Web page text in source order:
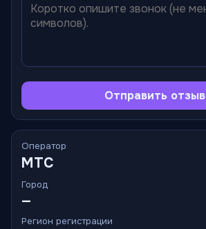
Отправить отзыв
Оператор
МТС
Город
—
Регион регистрации